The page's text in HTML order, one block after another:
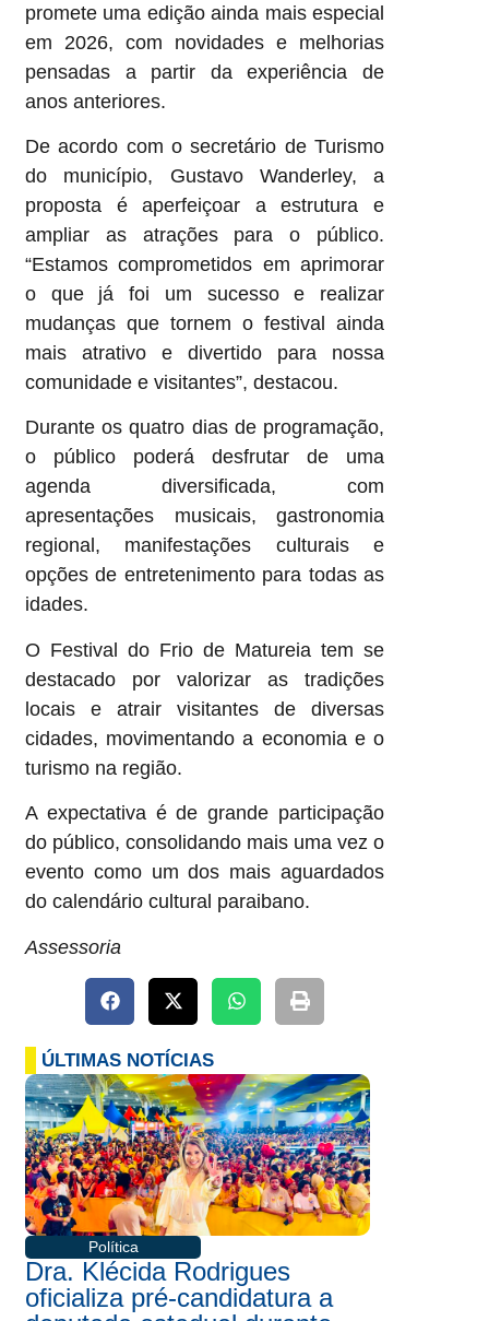
promete uma edição ainda mais especial
em 2026, com novidades e melhorias
pensadas a partir da experiência de
anos anteriores.
De acordo com o secretário de Turismo
do município, Gustavo Wanderley, a
proposta é aperfeiçoar a estrutura e
ampliar as atrações para o público.
“Estamos comprometidos em aprimorar
o que já foi um sucesso e realizar
mudanças que tornem o festival ainda
mais atrativo e divertido para nossa
comunidade e visitantes”, destacou.
Durante os quatro dias de programação,
o público poderá desfrutar de uma
agenda diversificada, com
apresentações musicais, gastronomia
regional, manifestações culturais e
opções de entretenimento para todas as
idades.
O Festival do Frio de Matureia tem se
destacado por valorizar as tradições
locais e atrair visitantes de diversas
cidades, movimentando a economia e o
turismo na região.
A expectativa é de grande participação
do público, consolidando mais uma vez o
evento como um dos mais aguardados
do calendário cultural paraibano.
Assessoria
ÚLTIMAS NOTÍCIAS
Política
Dra. Klécida Rodrigues
oficializa pré-candidatura a